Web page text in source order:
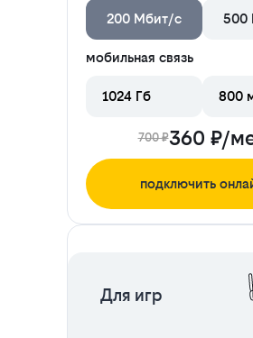
200 Мбит/с 500
мобильная связь
1024 Гб 800
700 ₽360 ₽/
подключить
Для игр